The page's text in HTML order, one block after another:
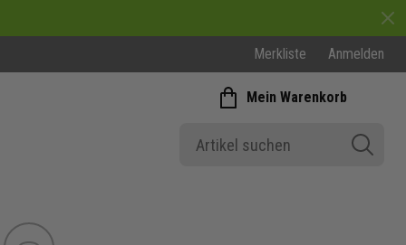
Merkliste Anmelden
Mein Warenkorb